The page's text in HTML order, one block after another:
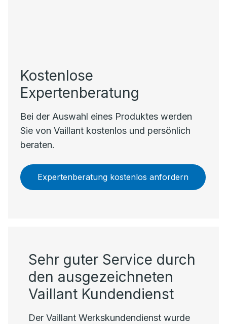
Kostenlose
Expertenberatung
Bei der Auswahl eines Produktes werden
Sie von Vaillant kostenlos und persönlich
beraten.
Expertenberatung kostenlos anfordern
Sehr guter Service durch
den ausgezeichneten
Vaillant Kundendienst
Der Vaillant Werkskundendienst wurde